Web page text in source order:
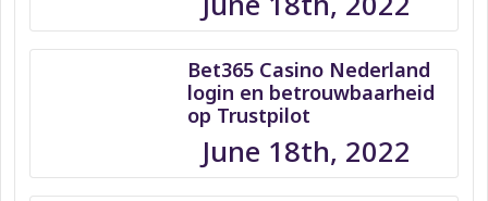
Bet365 Casino Nederland
login en betrouwbaarheid
op Trustpilot
June 18th, 2022